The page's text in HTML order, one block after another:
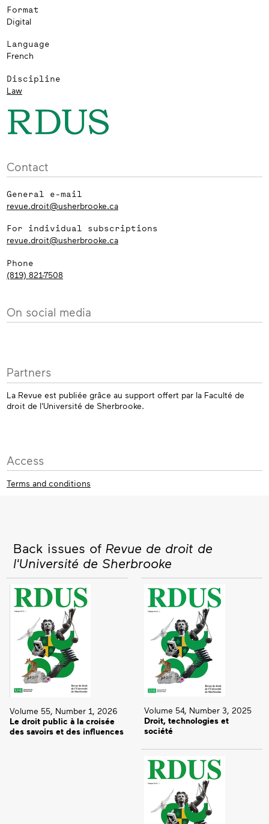
Format
Digital
Language
French
Discipline
Law
Contact
General e-mail
revue.droit@usherbrooke.ca
For individual subscriptions
revue.droit@usherbrooke.ca
Phone
(819) 821-7508
On social media
Partners
La Revue est publiée grâce au support offert par la Faculté de
droit de l'Université de Sherbrooke.
Access
Terms and conditions
Back issues of Revue de droit de
l'Université de Sherbrooke
Volume 55, Number 1, 2026
Le droit public à la croisée
des savoirs et des influences
Volume 54, Number 3, 2025
Droit, technologies et
société